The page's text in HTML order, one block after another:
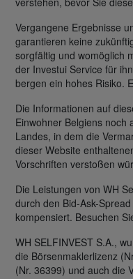
Vergangene Ergebnisse
garantieren keine
sorgfältig und womöglich
der Investui Service für
bergen ein hohes Risiko.
Die Informationen auf
Einwohner Belgiens noch
Landes, in dem die
dieser Website
Vorschriften verstoßen
Die Leistungen von WH
durch den Bid-Ask-
kompensiert. Besuchen
WH SELFINVEST S.A.,
die Börsenmaklerlizenz
(Nr. 36399) und auch die